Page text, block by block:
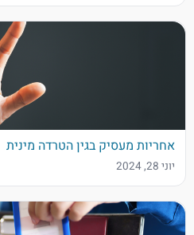
אחריות מעסיק בגין הטרדה מינית
יוני 28, 2024